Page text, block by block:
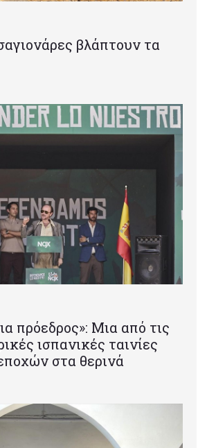
βλάπτουν τα
πρόεδρος»: Mια από τις
ισπανικές ταινίες
στα θερινά